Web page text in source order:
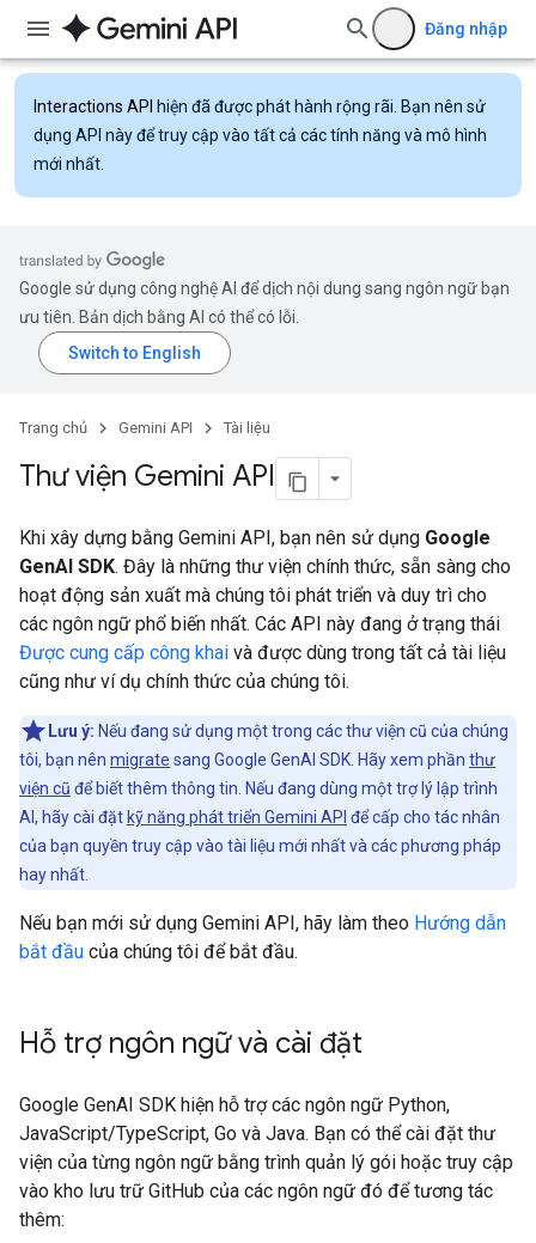
Đăng nhập
Interactions API hiện đã được phát hành rộng rãi. Bạn nên sử
dụng API này để truy cập vào tất cả các tính năng và mô hình
mới nhất.
Google sử dụng công nghệ AI để dịch nội dung sang ngôn ngữ bạn
ưu tiên. Bản dịch bằng AI có thể có lỗi.
Trang chủ Gemini API Tài liệu
Thư viện Gemini API
Khi xây dựng bằng Gemini API, bạn nên sử dụng Google
GenAI SDK. Đây là những thư viện chính thức, sẵn sàng cho
hoạt động sản xuất mà chúng tôi phát triển và duy trì cho
các ngôn ngữ phổ biến nhất. Các API này đang ở trạng thái
Được cung cấp công khai và được dùng trong tất cả tài liệu
cũng như ví dụ chính thức của chúng tôi.
Lưu ý: Nếu đang sử dụng một trong các thư viện cũ của chúng
tôi, bạn nên migrate sang Google GenAI SDK. Hãy xem phần thư
viện cũ để biết thêm thông tin. Nếu đang dùng một trợ lý lập trình
AI, hãy cài đặt kỹ năng phát triển Gemini API để cấp cho tác nhân
của bạn quyền truy cập vào tài liệu mới nhất và các phương pháp
hay nhất.
Nếu bạn mới sử dụng Gemini API, hãy làm theo Hướng dẫn
bắt đầu của chúng tôi để bắt đầu.
Hỗ trợ ngôn ngữ và cài đặt
Google GenAI SDK hiện hỗ trợ các ngôn ngữ Python,
JavaScript/TypeScript, Go và Java. Bạn có thể cài đặt thư
viện của từng ngôn ngữ bằng trình quản lý gói hoặc truy cập
vào kho lưu trữ GitHub của các ngôn ngữ đó để tương tác
thêm: